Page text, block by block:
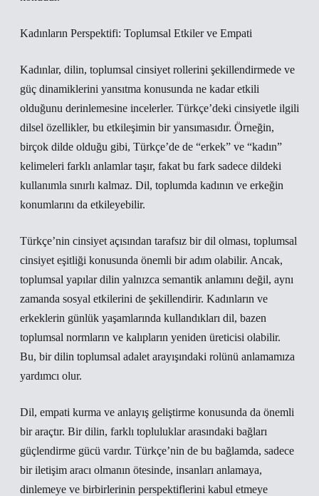
Kadınların Perspektifi: Toplumsal Etkiler ve Empati
Kadınlar, dilin, toplumsal cinsiyet rollerini şekillendirmede ve
güç dinamiklerini yansıtma konusunda ne kadar etkili
olduğunu derinlemesine incelerler. Türkçe’deki cinsiyetle ilgili
dilsel özellikler, bu etkileşimin bir yansımasıdır. Örneğin,
birçok dilde olduğu gibi, Türkçe’de de “erkek” ve “kadın”
kelimeleri farklı anlamlar taşır, fakat bu fark sadece dildeki
kullanımla sınırlı kalmaz. Dil, toplumda kadının ve erkeğin
konumlarını da etkileyebilir.
Türkçe’nin cinsiyet açısından tarafsız bir dil olması, toplumsal
cinsiyet eşitliği konusunda önemli bir adım olabilir. Ancak,
toplumsal yapılar dilin yalnızca semantik anlamını değil, aynı
zamanda sosyal etkilerini de şekillendirir. Kadınların ve
erkeklerin günlük yaşamlarında kullandıkları dil, bazen
toplumsal normların ve kalıpların yeniden üreticisi olabilir.
Bu, bir dilin toplumsal adalet arayışındaki rolünü anlamamıza
yardımcı olur.
Dil, empati kurma ve anlayış geliştirme konusunda da önemli
bir araçtır. Bir dilin, farklı topluluklar arasındaki bağları
güçlendirme gücü vardır. Türkçe’nin de bu bağlamda, sadece
bir iletişim aracı olmanın ötesinde, insanları anlamaya,
dinlemeye ve birbirlerinin perspektiflerini kabul etmeye